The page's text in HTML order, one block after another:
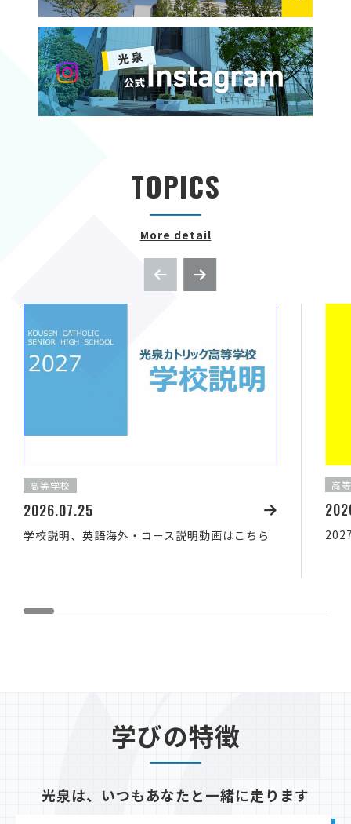
TOPICS
More detail
高等学校
2026.07.25
学校説明、英語海外・コース説明動画はこちら
高
学びの特徴
光泉は、いつもあなたと一緒に走ります